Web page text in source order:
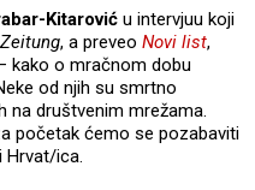
Kitarović u intervjuu koji
, a preveo Novi list,
kako o mračnom dobu
od njih su smrtno
na društvenim mrežama.
početak ćemo se pozabaviti
Hrvat/ica.